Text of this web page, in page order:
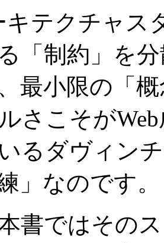
キテクチャス
「制約」を
最小限の「
さこそが
るダヴィン
」なのです。
書ではその